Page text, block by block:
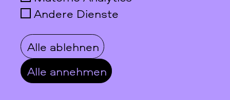
nur nach Anmeldung!
Datenschutz
Impressum
Andere Dienste
Alle ablehnen
Alle annehmen